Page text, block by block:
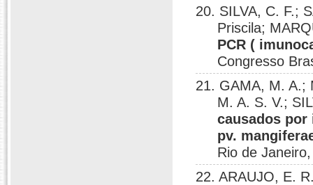
20. SILVA, C. F.;
Priscila;
PCR (
Congresso
21. GAMA, M. A.;
M. A. S. V.;
causados por
pv.
Rio de
22. ARAUJO, E.